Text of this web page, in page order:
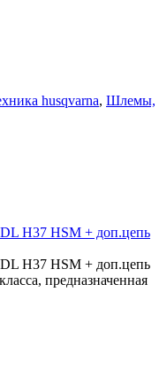
husqvarna, Шлемы,
H37 HSM + доп.цепь
H37 HSM + доп.цепь
предназначенная